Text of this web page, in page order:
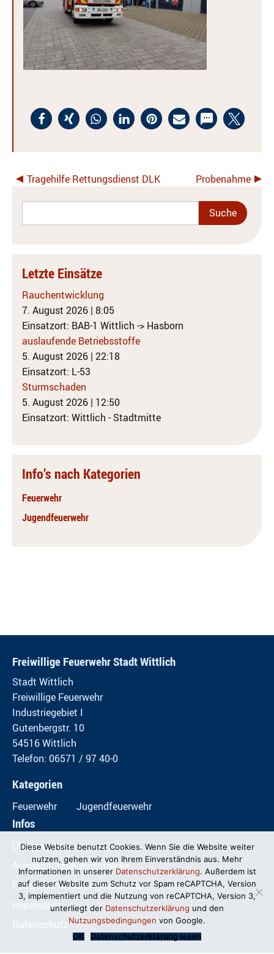
Tragehilfe Rettungsdienst DLK Probenahme
Letzte Einsätze
Rauchentwicklung
7. August 2026 | 8:05
Einsatzort: BAB-1 Wittlich -> Hasborn
auslaufende Betriebsstoffe
5. August 2026 | 22:18
Einsatzort: L-53
Sturmschaden
5. August 2026 | 12:50
Einsatzort: Wittlich - Stadtmitte
Info’s nach Kategorien
Feuerwehr
Jugendfeuerwehr
Freiwillige Feuerwehr Stadt Wittlich
Stadt Wittlich
Freiwillige Feuerwehr
Industriegebiet I
Gutenbergstr. 10
54516 Wittlich
Telefon: 06571 / 97 40-0
Kategorien
Feuerwehr Jugendfeuerwehr
Infos
Übungspläne
Atemschutzübungsstrecke
Feuerwehrwiese im Mundwald
Impressum
Diese Website benutzt Cookies. Wenn Sie die Website weiter
nutzen, gehen wir von Ihrem Einverständnis aus. Mehr
Informationen in unserer Datenschutzerklärung. Außerdem ist
auf dieser Website zum Schutz vor Spam reCAPTCHA, Version
3, implementiert und die Nutzung von reCAPTCHA, Version 3,
unterliegt der Datenschutzerklärung und den
Nutzungsbedingungen von Google.
OK
Datenschutzerklärung lesen